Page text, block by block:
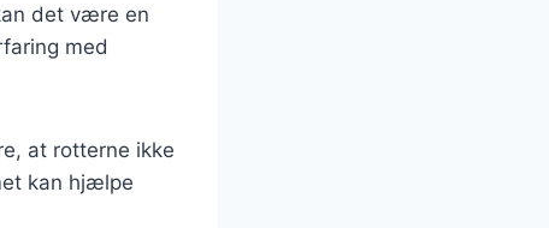
det være en
med
at rotterne ikke
kan hjælpe